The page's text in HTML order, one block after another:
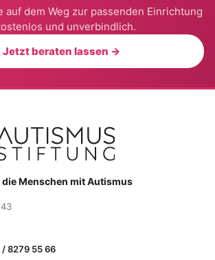
auf dem Weg zur passenden Einrichtung
und unverbindlich.
Jetzt beraten lassen →
Menschen mit Autismus
8279 55 66